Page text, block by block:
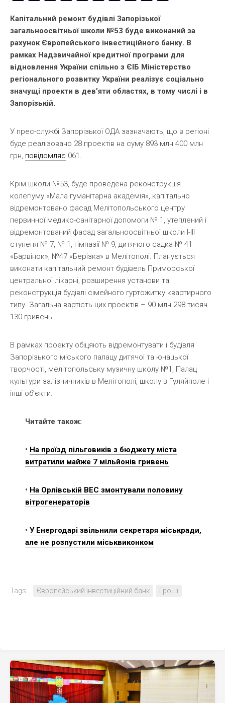
Капітальний ремонт будівлі Запорізької
загальноосвітньої школи №53 буде виконаний за
рахунок Європейського інвестиційного банку. В
рамках Надзвичайної кредитної програми для
відновлення України спільно з ЄІБ Міністерство
регіонального розвитку України реалізує соціально
значущі проекти в дев’яти областях, в тому числі і в
Запорізькій.
У прес-службі Запорізької ОДА зазначають, що в регіоні
буде реалізовано 28 проектів на суму 893 млн 400 млн
грн, повідомляє 061.
Крім школи №53, буде проведена реконструкція
колегіуму «Мала гуманітарна академія», капітально
відремонтовано фасад Мелітопольського центру
первинної медико-санітарної допомоги № 1, утеплений і
відремонтований фасад загальноосвітньої школи I-III
ступеня № 7, № 1, гімназії № 9, дитячого садка № 41
«Барвінок», №47 «Берізка» в Мелітополі. Планується
виконати капітальний ремонт будівель Приморської
центральної лікарні, розширення установи та
реконструкція будівлі сімейного гуртожитку квартирного
типу. Загальна вартість цих проектів – 90 млн 298 тисяч
130 гривень.
В рамках проекту обіцяють відремонтувати і будівля
Запорізького міського палацу дитячої та юнацької
творчості, мелітопольську музичну школу №1, Палац
культури залізничників в Мелітополі, школу в Гуляйполе і
інші об’єкти.
Читайте також:
• На проїзд пільговиків з бюджету міста
витратили майже 7 мільйонів гривень
• На Орлівській ВЕС змонтували половину
вітрогенераторів
• У Енергодарі звільнили секретаря міськради,
але не розпустили міськвиконком
Tags: Європейський інвестиційний банк Гроші